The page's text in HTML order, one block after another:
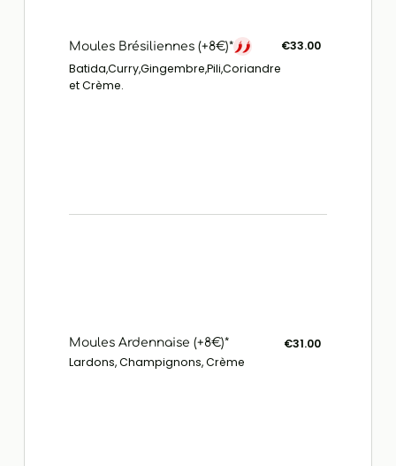
Moules Brésiliennes (+8€)*
Batida,Curry,Gingembre,Pili,Coriandre
et Crème.
€33.00
Moules Ardennaise (+8€)*
Lardons, Champignons, Crème
€31.00